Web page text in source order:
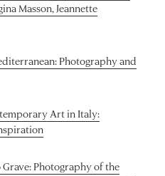
Masson, Jeannette
Photography and
Art in Italy:
Photography of the